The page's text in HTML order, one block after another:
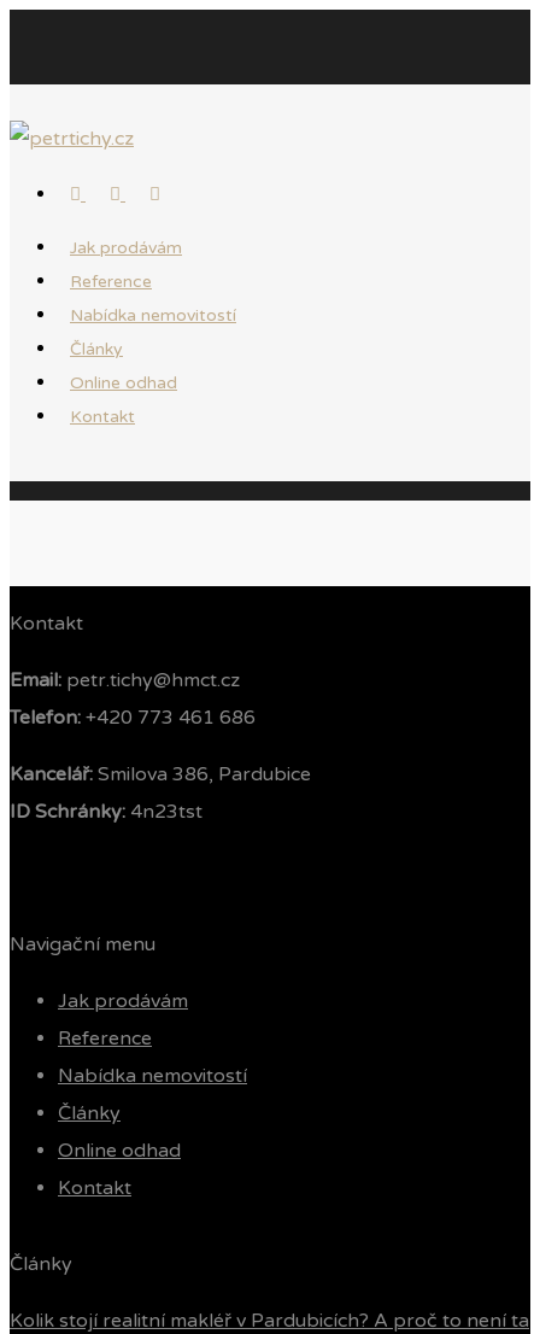
Jak prodávám
Reference
Nabídka nemovitostí
Články
Online odhad
Kontakt
Kontakt
Email: petr.tichy@hmct.cz
Telefon: ‭ +420 773 461 686‬
Kancelář: Smilova 386, Pardubice
ID Schránky: 4n23tst
Navigační menu
Jak prodávám
Reference
Nabídka nemovitostí
Články
Online odhad
Kontakt
Články
Kolik stojí realitní makléř v Pardubicích? A proč to není ta